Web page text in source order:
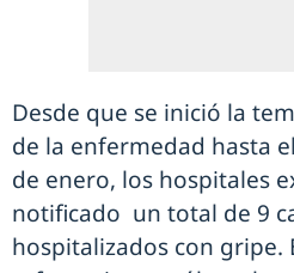
Desde que se inició la
de la enfermedad hasta
de enero, los hospitales
notificado un total de 9
hospitalizados con gripe.